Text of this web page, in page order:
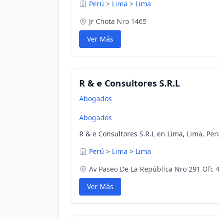
Perú > Lima > Lima
Jr Chota Nro 1465
Ver Más
R & e Consultores S.R.L
Abogados
Abogados
R & e Consultores S.R.L en Lima, Lima,
Perú > Lima > Lima
Av Paseo De La República Nro 291 Ofc
Ver Más